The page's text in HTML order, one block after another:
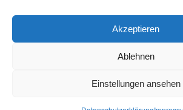
Akzeptieren
Ablehnen
Einstellungen ansehen
Telefonische Terminvereinbarung:
© 2025 | Augenarzt Dr. Bolz |Impressum